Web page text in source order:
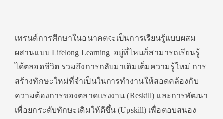
เทรนด์การศึกษาในอนาคตจะเป็นการเรียนรู้แบบผสม
ผสานแบบ Lifelong Learning อยู่ที่ไหนก็สามารถเรียนรู้
ได้ตลอดชีวิต รวมถึงการกลับมาเติมเต็มความรู้ใหม่ การ
สร้างทักษะใหม่ที่จำเป็นในการทำงานให้สอดคล้องกับ
ความต้องการของตลาดแรงงาน (Reskill) และการพัฒนา
เพื่อยกระดับทักษะเดิมให้ดีขึ้น (Upskill) เพื่อตอบสนอง